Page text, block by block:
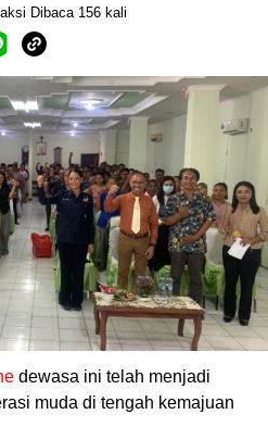
Dibaca 156 kali
dewasa ini telah menjadi
muda di tengah kemajuan